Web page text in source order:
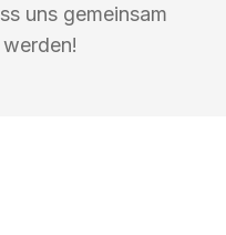
uns gemeinsam